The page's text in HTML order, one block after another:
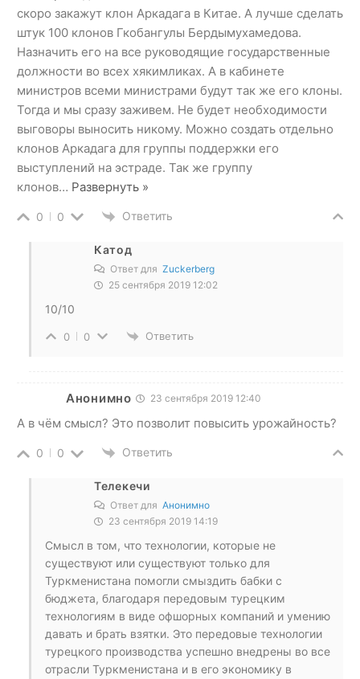
скоро закажут клон Аркадага в Китае. А лучше сделать
штук 100 клонов Гкобангулы Бердымухамедова.
Назначить его на все руководящие государственные
должности во всех хякимликах. А в кабинете
министров всеми министрами будут так же его клоны.
Тогда и мы сразу заживем. Не будет необходимости
выговоры выносить никому. Можно создать отдельно
клонов Аркадага для группы поддержки его
выступлений на эстраде. Так же группу
клонов… Развернуть »
0 0 Ответить
Катод
Ответ для Zuckerberg
25 сентября 2019 12:02
10/10
0 0 Ответить
Анонимно 23 сентября 2019 12:40
А в чём смысл? Это позволит повысить урожайность?
0 0 Ответить
Телекечи
Ответ для Анонимно
23 сентября 2019 14:19
Смысл в том, что технологии, которые не
существуют или существуют только для
Туркменистана помогли смыздить бабки с
бюджета, благодаря передовым турецким
технологиям в виде офшорных компаний и умению
давать и брать взятки. Это передовые технологии
турецкого производства успешно внедрены во все
отрасли Туркменистана и в его экономику в